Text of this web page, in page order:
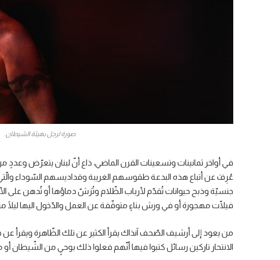
صورة لرجل بهيئة الشيطان.
في أواخر ثمانينات وتسعينات القرن الماضي، ذاع أنّ لبنان يتعرّض وعددٍ
عُرِفَ عن أتباع هذه البدعة طقوسهم الغريبة وقداديسهم السّوداء
جنسيّة وذبح حيوانات تُقدّم لأرباب الظّلام وتُرَشّ دماؤها أو تُدهن على
فيلّات مهجورة أو في ورش بناءٍ متوقّفة عن العمل والدّخول اليها ليلًا
من يعود إلى أرشيف الصّحف آنذاك يقرأ الكثير عن تلك الظّاهرة ويقرأ
الانتحار تاركين رسائل كتبوا فيها أنّهم فعلوا ذلك بوحيٍ من